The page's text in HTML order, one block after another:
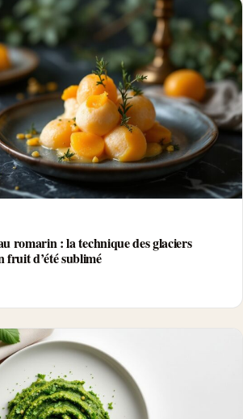
romarin : la technique des glaciers
fruit d’été sublimé